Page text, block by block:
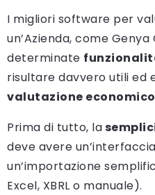
I migliori software per
un’Azienda, come
determinate
risultare davvero utili ed
valutazione
Prima di tutto, la
deve avere
un’importazione
Excel, XBRL o manuale).